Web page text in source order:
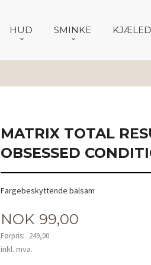
HUD SMINKE
MATRIX TOTAL
OBSESSED
Fargebeskyttende balsam
Tilbud
NOK 99,00
Førpris: 249,00
Rabatt
inkl. mva.